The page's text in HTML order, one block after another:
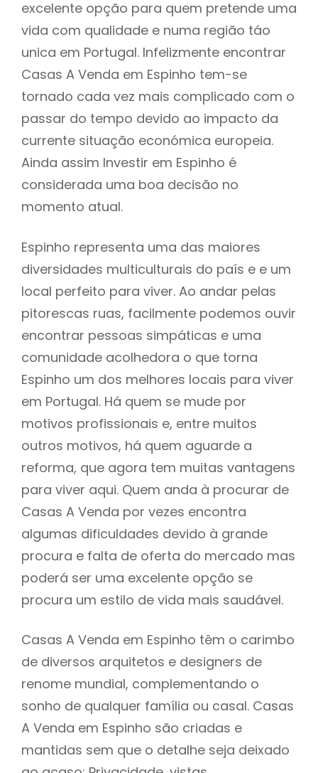
excelente opção para quem pretende uma
vida com qualidade e numa região táo
unica em Portugal. Infelizmente encontrar
Casas A Venda em Espinho tem-se
tornado cada vez mais complicado com o
passar do tempo devido ao impacto da
currente situação económica europeia.
Ainda assim Investir em Espinho é
considerada uma boa decisão no
momento atual.
Espinho representa uma das maiores
diversidades multiculturais do país e e um
local perfeito para viver. Ao andar pelas
pitorescas ruas, facilmente podemos ouvir
encontrar pessoas simpáticas e uma
comunidade acolhedora o que torna
Espinho um dos melhores locais para viver
em Portugal. Há quem se mude por
motivos profissionais e, entre muitos
outros motivos, há quem aguarde a
reforma, que agora tem muitas vantagens
para viver aqui. Quem anda à procurar de
Casas A Venda por vezes encontra
algumas dificuldades devido à grande
procura e falta de oferta do mercado mas
poderá ser uma excelente opção se
procura um estilo de vida mais saudável.
Casas A Venda em Espinho têm o carimbo
de diversos arquitetos e designers de
renome mundial, complementando o
sonho de qualquer família ou casal. Casas
A Venda em Espinho são criadas e
mantidas sem que o detalhe seja deixado